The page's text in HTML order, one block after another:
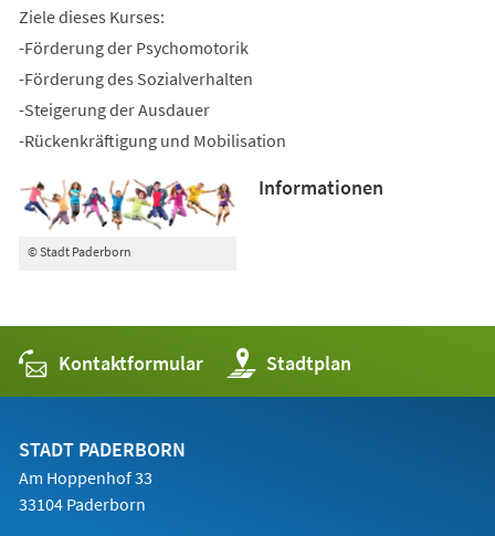
Ziele dieses Kurses:
-Förderung der Psychomotorik
-Förderung des Sozialverhalten
-Steigerung der Ausdauer
-Rückenkräftigung und Mobilisation
© Stadt Paderborn
Informationen
Kontaktformular Stadtplan
(Öffnet
in
einem
STADT PADERBORN
Am Hoppenhof 33
33104 Paderborn